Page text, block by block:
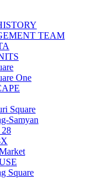
TEAM
One
Square
Samyan
Square